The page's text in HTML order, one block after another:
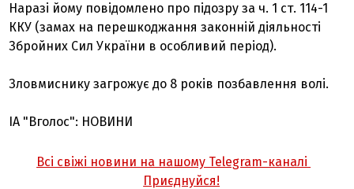
Наразі йому повідомлено про підозру за ч. 1 ст. 114-1
ККУ (замах на перешкоджання законній діяльності
Збройних Сил України в особливий період).
Зловмиснику загрожує до 8 років позбавлення волі.
ІА "Вголос": НОВИНИ
Всі свіжі новини на нашому Telegram-каналі
Приєднуйся!